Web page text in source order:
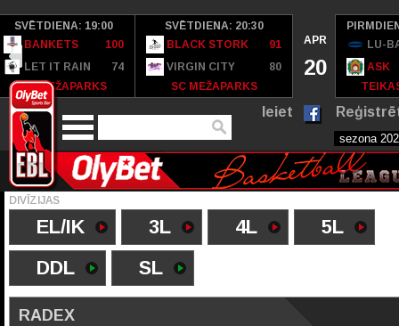
SVĒTDIENA: 19:00
BANKETS
100
LET IT RAIN
74
SC MEŽAPARKS
SVĒTDIENA: 20:30
BLACK STORK
91
VIRGIN CITY
80
SC MEŽAPARKS
APR
20
LU-
ASK
Ieiet
DIVĪZIJAS
EL/IK 3L 4L
5L
DDL
SL
RADEX